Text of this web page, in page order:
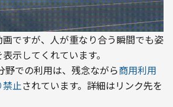
ですが、人が重なり合う瞬間でも姿
示してくれています。
での利用は、残念ながら商用利用
止されています。詳細はリンク先を